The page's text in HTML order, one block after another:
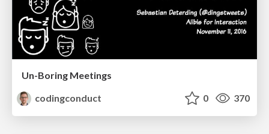
Un-Boring Meetings
codingconduct
0 370